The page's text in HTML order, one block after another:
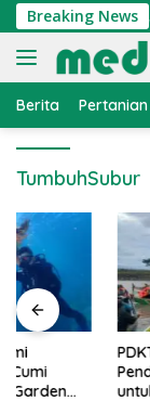
Langsung
ke
konten
Breaking News
Nelayan,
Berita Pertanian
TumbuhSubur
PDKT Danau
Pendekatan
untuk